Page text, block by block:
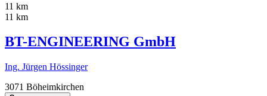
11 km
11 km
BT-ENGINEERING GmbH
Ing. Jürgen Hössinger
3071 Böheimkirchen